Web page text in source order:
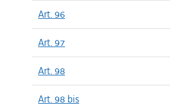
Art. 96
Art. 97
Art. 98
Art. 98 bis